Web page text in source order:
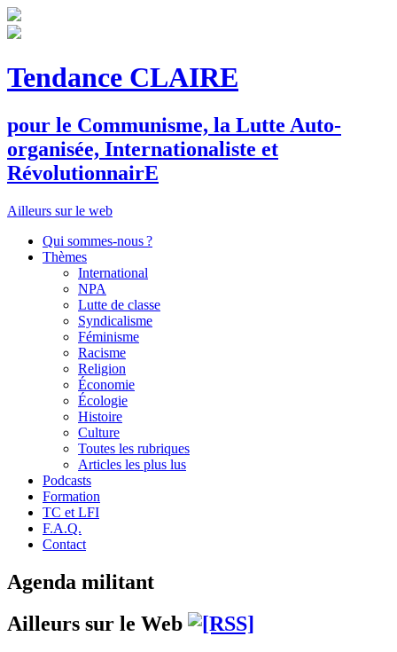
Tendance CLAIRE
pour le Communisme, la Lutte Auto-
organisée, Internationaliste et
RévolutionnairE
Ailleurs sur le web
Qui sommes-nous ?
Thèmes
International
NPA
Lutte de classe
Syndicalisme
Féminisme
Racisme
Religion
Économie
Écologie
Histoire
Culture
Toutes les rubriques
Articles les plus lus
Podcasts
Formation
TC et LFI
F.A.Q.
Contact
Agenda militant
Ailleurs sur le Web